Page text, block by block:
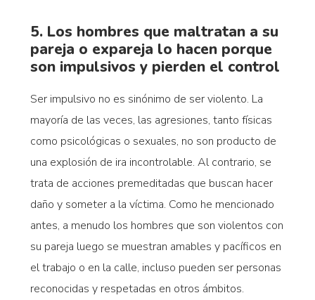
5. Los hombres que maltratan a su
pareja o expareja lo hacen porque
son impulsivos y pierden el control
Ser impulsivo no es sinónimo de ser violento. La
mayoría de las veces, las agresiones, tanto físicas
como psicológicas o sexuales, no son producto de
una explosión de ira incontrolable. Al contrario, se
trata de acciones premeditadas que buscan hacer
daño y someter a la víctima. Como he mencionado
antes, a menudo los hombres que son violentos con
su pareja luego se muestran amables y pacíficos en
el trabajo o en la calle, incluso pueden ser personas
reconocidas y respetadas en otros ámbitos.